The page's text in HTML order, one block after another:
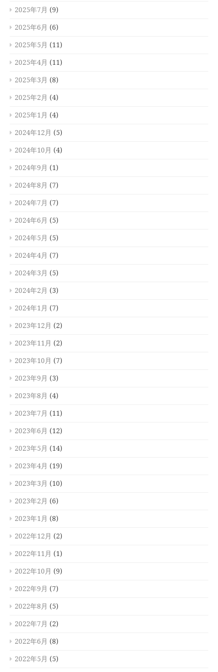
2025年7月 (9)
2025年6月 (6)
2025年5月 (11)
2025年4月 (11)
2025年3月 (8)
2025年2月 (4)
2025年1月 (4)
2024年12月 (5)
2024年10月 (4)
2024年9月 (1)
2024年8月 (7)
2024年7月 (7)
2024年6月 (5)
2024年5月 (5)
2024年4月 (7)
2024年3月 (5)
2024年2月 (3)
2024年1月 (7)
2023年12月 (2)
2023年11月 (2)
2023年10月 (7)
2023年9月 (3)
2023年8月 (4)
2023年7月 (11)
2023年6月 (12)
2023年5月 (14)
2023年4月 (19)
2023年3月 (10)
2023年2月 (6)
2023年1月 (8)
2022年12月 (2)
2022年11月 (1)
2022年10月 (9)
2022年9月 (7)
2022年8月 (5)
2022年7月 (2)
2022年6月 (8)
2022年5月 (5)